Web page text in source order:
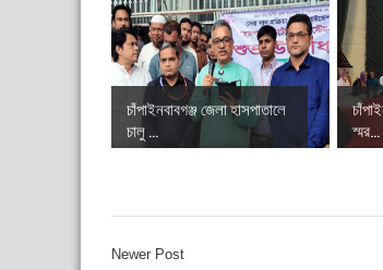
চাঁপাইনবাবগঞ্জ জেলা হাসপাতালে
চালু ...
স্মর...
Newer Post